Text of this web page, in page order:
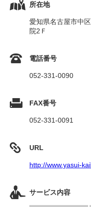
所在地
愛知県名古屋市中
院2Ｆ
電話番号
052-331-0090
FAX番号
052-331-0091
URL
http://www.yasui-
サービス内容